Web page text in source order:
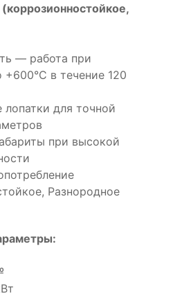
— работа при
+600°С в течение 120
лопатки для точной
при высокой
Разнородное